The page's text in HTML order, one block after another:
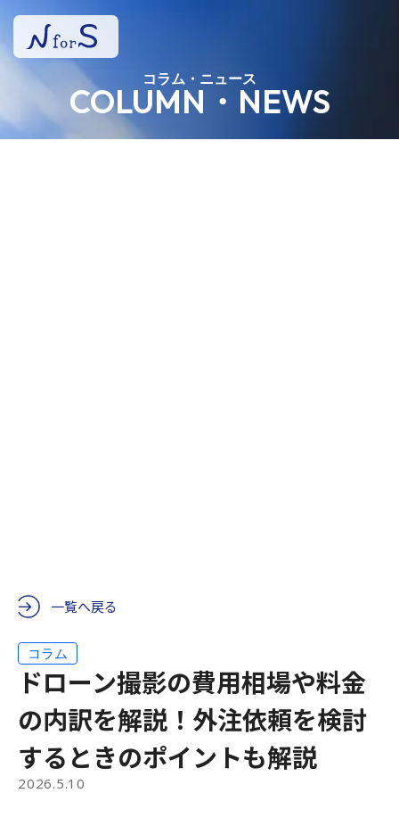
コラム・ニュース
COLUMN・NEWS
一覧へ戻る
コラム
ドローン撮影の費用相場や料金
の内訳を解説！外注依頼を検討
するときのポイントも解説
2026.5.10